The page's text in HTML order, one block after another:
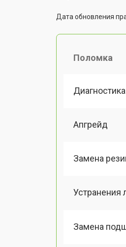
Дата обновления
Поломка
Диагностика
Апгрейд
Замена
Устранения
Замена